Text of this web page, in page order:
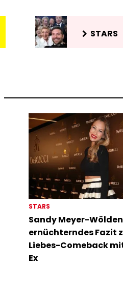
STARS
STARS
Sandy Meyer-
ernüchterndes Fazit
Liebes-Comeback
Ex